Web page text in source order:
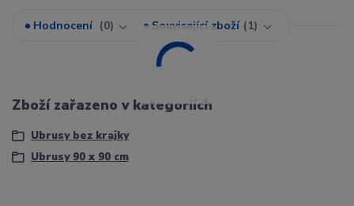
Hodnocení 0 Související zboží 1
Zboží zařazeno v kategoriích
Ubrusy bez krajky
Ubrusy 90 x 90 cm